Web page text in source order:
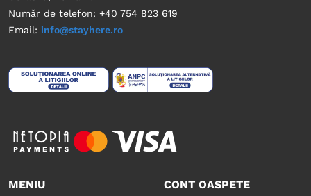
Număr de telefon: +40 754 823 619
Email: info@stayhere.ro
MENIU CONT OASPETE